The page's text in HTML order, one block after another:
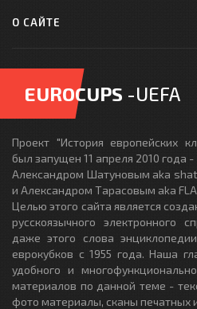
О САЙТЕ
EUROCUPS -UEFA
Проект "История европейских
был запущен 11 апреля 2010 года -
Александром Шатуновым aka
и Александром Тарасовым aka
Целью этого сайта является
русскоязычного электронного
даже этого слова
еврокубков с 1955 года. Наша
удобного и
материалов по данной теме -
фото материалы, сканы печатных